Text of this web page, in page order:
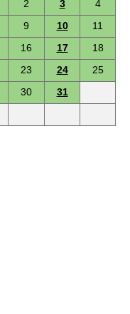
2 3
4
9 10
11
16 17
18
23 24
25
30
31